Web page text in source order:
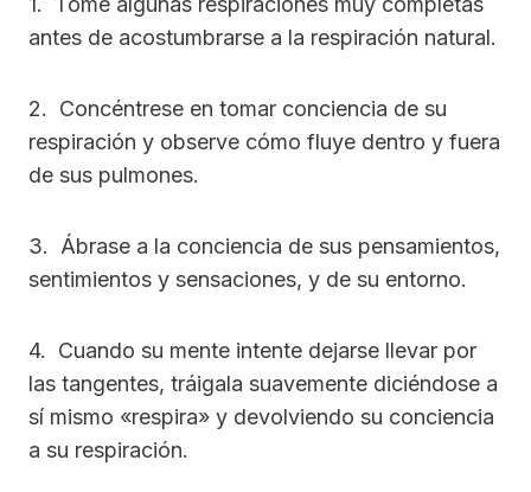
antes de acostumbrarse a la respiración natural.
2. Concéntrese en tomar conciencia de su
respiración y observe cómo fluye dentro y fuera
de sus pulmones.
3. Ábrase a la conciencia de sus pensamientos,
sentimientos y sensaciones, y de su entorno.
4. Cuando su mente intente dejarse llevar por
las tangentes, tráigala suavemente diciéndose a
sí mismo «respira» y devolviendo su conciencia
a su respiración.